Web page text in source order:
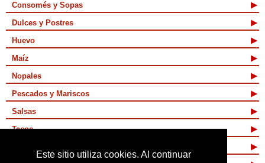
Este sitio utiliza cookies. Al continuar
Consomés y Sopas
Dulces y Postres
Huevo
Maíz
Nopales
Pescados y Mariscos
Salsas
Tacos